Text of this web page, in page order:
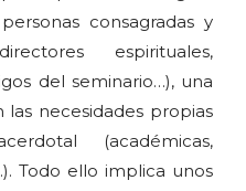
consagradas y
espirituales,
del seminario…), una
las necesidades propias
(académicas,
Todo ello implica unos